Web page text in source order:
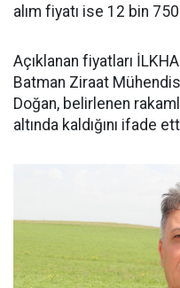
alım fiyatı ise 12 bin
Açıklanan fiyatları
Batman Ziraat
Doğan, belirlenen
altında kaldığını ifade